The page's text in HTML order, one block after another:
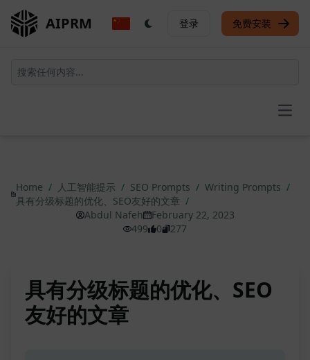
AIPRM 登录 免费安装
Home / 人工智能提示 / SEO Prompts / Writing Prompts /
具有分级标题的优化、SEO友好的文章 /
Abdul Nafeh
February 22, 2023
499
0 277
具有分级标题的优化、SEO
友好的文章